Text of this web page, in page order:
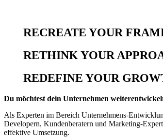
RECREATE YOUR
RETHINK YOUR
REDEFINE YOUR
Du möchtest dein Unternehmen
Als Experten im Bereich Unternehmens-
Developern, Kundenberatern und Marketing-
effektive Umsetzung.